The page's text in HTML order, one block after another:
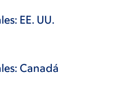
EE. UU.
Canadá